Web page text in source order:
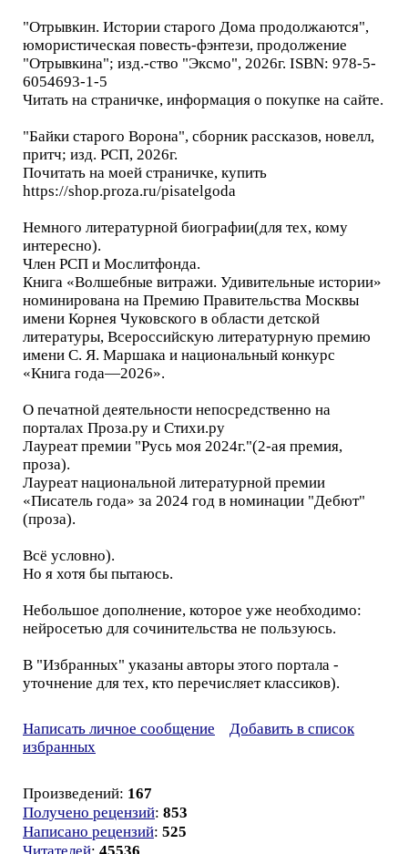
"Отрывкин. Истории старого Дома продолжаются",
юмористическая повесть-фэнтези, продолжение
"Отрывкина"; изд.-ство "Эксмо", 2026г. ISBN: 978-5-
6054693-1-5
Читать на страничке, информация о покупке на сайте.
"Байки старого Ворона", сборник рассказов, новелл,
притч; изд. РСП, 2026г.
Почитать на моей страничке, купить
https://shop.proza.ru/pisatelgoda
Немного литературной биографии(для тех, кому
интересно).
Член РСП и Мослитфонда.
Книга «Волшебные витражи. Удивительные истории»
номинирована на Премию Правительства Москвы
имени Корнея Чуковского в области детской
литературы, Всероссийскую литературную премию
имени С. Я. Маршака и национальный конкурс
«Книга года—2026».
О печатной деятельности непосредственно на
порталах Проза.ру и Стихи.ру
Лауреат премии "Русь моя 2024г."(2-ая премия,
проза).
Лауреат национальной литературной премии
«Писатель года» за 2024 год в номинации "Дебют"
(проза).
Всё условно).
Но я хотя бы пытаюсь.
Небольшое дополнение, которое уже необходимо:
нейросетью для сочинительства не пользуюсь.
В "Избранных" указаны авторы этого портала -
уточнение для тех, кто перечисляет классиков).
Написать личное сообщение
Добавить в список
избранных
Произведений: 167
Получено рецензий: 853
Написано рецензий: 525